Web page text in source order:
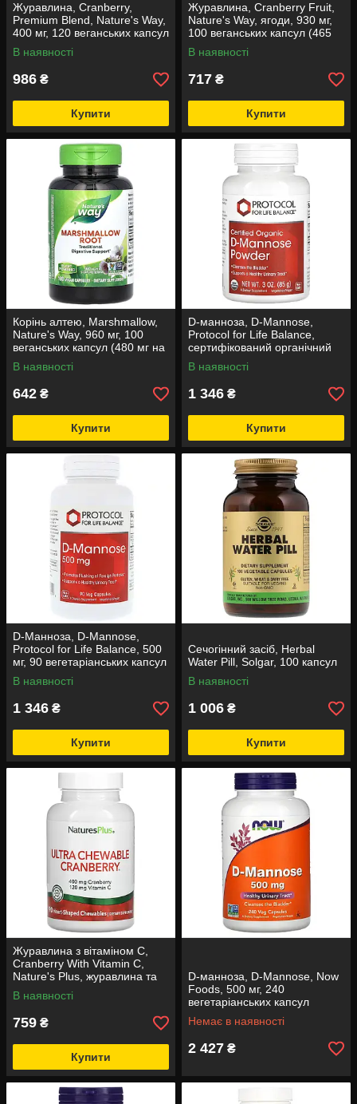
Журавлина, Cranberry,
Premium Blend, Nature's Way,
400 мг, 120 веганських капсул
В наявності
986 ₴
Купити
Журавлина, Cranberry Fruit,
Nature's Way, ягоди, 930 мг,
100 веганських капсул (465
мг на капсулу)
В наявності
717 ₴
Купити
Корінь алтею, Marshmallow,
Nature's Way, 960 мг, 100
веганських капсул (480 мг на
капсулу)
В наявності
642 ₴
Купити
D-манноза, D-Mannose,
Protocol for Life Balance,
сертифікований органічний
порошок, 85 г
В наявності
1 346 ₴
Купити
D-Манноза, D-Mannose,
Protocol for Life Balance, 500
мг, 90 вегетаріанських капсул
В наявності
1 346 ₴
Купити
Сечогінний засіб, Herbal
Water Pill, Solgar, 100 капсул
В наявності
1 006 ₴
Купити
Журавлина з вітаміном C,
Cranberry With Vitamin C,
Nature's Plus, журавлина та
полуниця, 90 жувальних
таблеток
В наявності
759 ₴
Купити
D-манноза, D-Mannose, Now
Foods, 500 мг, 240
вегетаріанських капсул
Немає в наявності
2 427 ₴